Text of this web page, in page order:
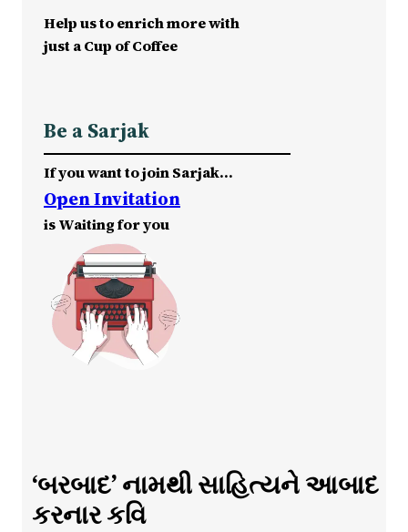
Help us to enrich more with
just a Cup of Coffee
Be a Sarjak
If you want to join Sarjak…
Open Invitation
is Waiting for you
‘બરબાદ’ નામથી સાહિત્યને આબાદ
કરનાર કવિ